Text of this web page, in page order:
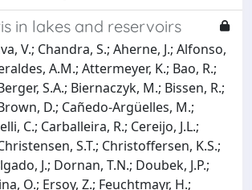
in lakes and reservoirs
V.; Chandra, S.; Aherne, J.; Alfonso,
A.M.; Attermeyer, K.; Bao, R.;
S.A.; Biernaczyk, M.; Bissen, R.;
D.; Cañedo-Argüelles, M.;
C.; Carballeira, R.; Cereijo, J.L.;
S.T.; Christoffersen, K.S.;
J.; Dornan, T.N.; Doubek, J.P.;
O.; Ersoy, Z.; Feuchtmayr, H.;